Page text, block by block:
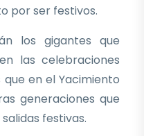
por ser festivos.
los gigantes que
las celebraciones
en el Yacimiento
generaciones que
festivas.